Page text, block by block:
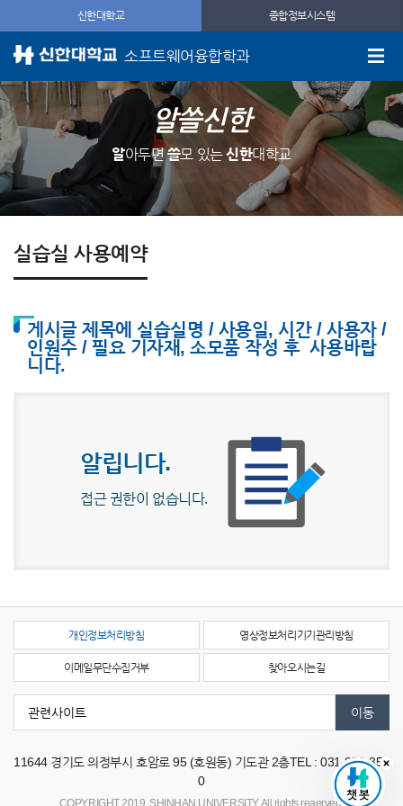
신한대학교 종합정보시스템
소프트웨어융합학과
알쓸신한
알아두면쓸모 있는신한대학교
실습실 사용예약
게시글 제목에 실습실명 / 사용일, 시간 / 사용자 /
인원수 / 필요 기자재, 소모품 작성 후 사용바랍
니다.
알립니다.
접근 권한이 없습니다.
개인정보처리방침 영상정보처리기기관리방침
이메일무단수집거부 찾아오시는길
11644 경기도 의정부시 호암로 95 (호원동) 기도관 2층TEL : 031-870-353
0